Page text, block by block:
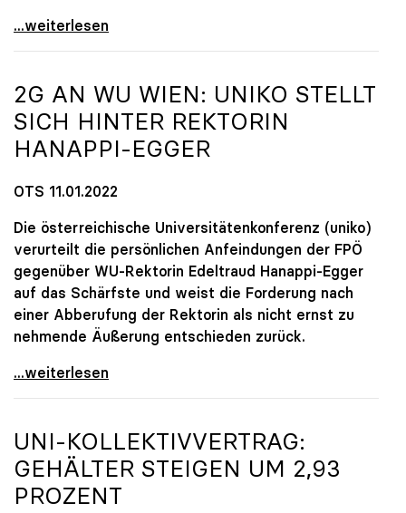
Unis planen Präsenzbetrieb ab Sommersemester
...weiterlesen
2G AN WU WIEN: UNIKO STELLT
SICH HINTER REKTORIN
HANAPPI-EGGER
OTS 11.01.2022
Die österreichische Universitätenkonferenz (uniko)
verurteilt die persönlichen Anfeindungen der FPÖ
gegenüber WU-Rektorin Edeltraud Hanappi-Egger
auf das Schärfste und weist die Forderung nach
einer Abberufung der Rektorin als nicht ernst zu
nehmende Äußerung entschieden zurück.
2G an WU Wien: uniko stellt sich hinter Rektorin
...weiterlesen
UNI-KOLLEKTIVVERTRAG:
GEHÄLTER STEIGEN UM 2,93
PROZENT